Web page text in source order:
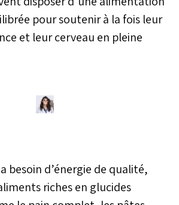
pour soutenir à la fois leur
et leur cerveau en pleine
besoin d’énergie de qualité,
riches en glucides